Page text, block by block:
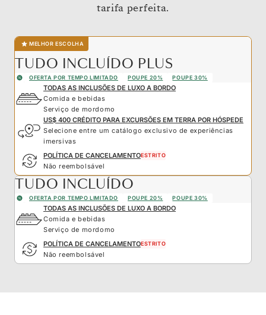
tarifa perfeita.
MELHOR ESCOLHA
TUDO INCLUÍDO PLUS
OFERTA POR TEMPO LIMITADO POUPE 20% POUPE 30%
TODAS AS INCLUSÕES DE LUXO A BORDO
Comida e bebidas
Serviço de mordomo
US$ 400 CRÉDITO PARA EXCURSÕES EM TERRA POR HÓSPEDE
Selecione entre um catálogo exclusivo de experiências
imersivas
POLÍTICA DE CANCELAMENTOESTRITO
Não reembolsável
TUDO INCLUÍDO
OFERTA POR TEMPO LIMITADO POUPE 20% POUPE 30%
TODAS AS INCLUSÕES DE LUXO A BORDO
Comida e bebidas
Serviço de mordomo
POLÍTICA DE CANCELAMENTOESTRITO
Não reembolsável